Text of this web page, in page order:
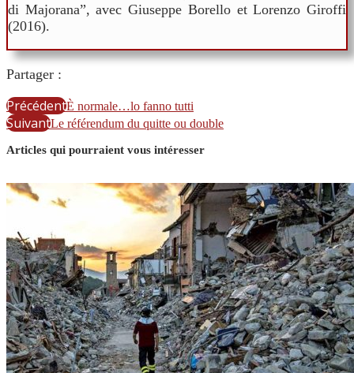
di Majorana”, avec Giuseppe Borello et Lorenzo Giroffi
(2016).
Partager :
PrécédentÈ normale…lo fanno tutti
SuivantLe référendum du quitte ou double
Articles qui pourraient vous intéresser